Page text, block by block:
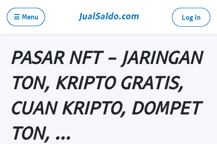
☰ Menu Log in
PASAR NFT - JARINGAN
TON, KRIPTO GRATIS,
CUAN KRIPTO, DOMPET
TON, ...